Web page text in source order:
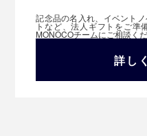
記念品の名入れ、イベント
トなど、法人ギフトをご準
MONOCOチームにご相談く
詳し